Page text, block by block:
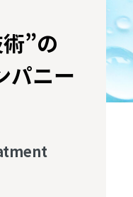
”の
パニー